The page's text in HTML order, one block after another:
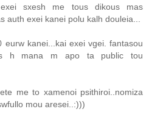
sxesh me tous dikous mas
auth exei kanei polu kalh douleia...
eurw kanei...kai exei vgei. fantasou
h mana m apo ta public tou
me to xamenoi psithiroi..nomiza
mou aresei..:)))